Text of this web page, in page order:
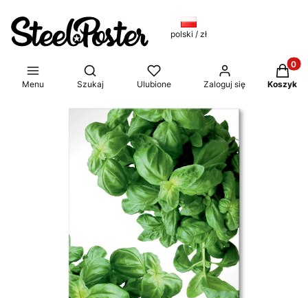
polski / zł
Menu
Otwórz wyszukiwarkę
Szukaj Ulubione Zaloguj się Koszyk